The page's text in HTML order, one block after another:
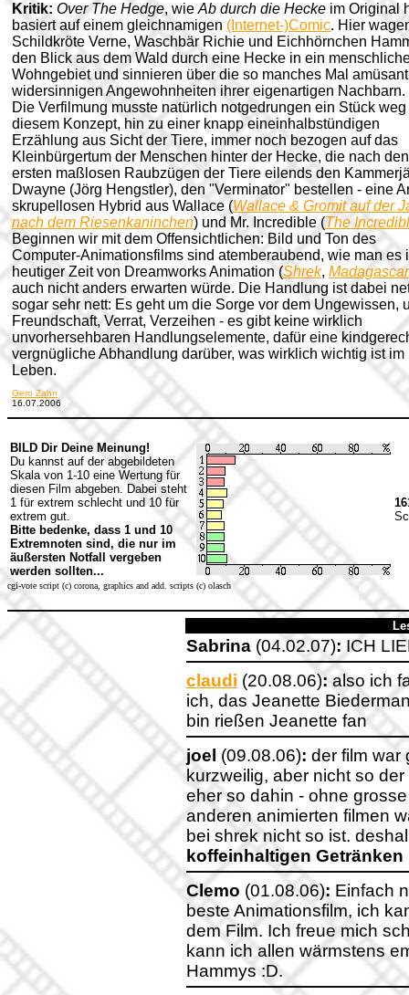
Kritik: Over The Hedge, wie Ab durch die Hecke im Original
basiert auf einem gleichnamigen (Internet-)Comic. Hier
Schildkröte Verne, Waschbär Richie und Eichhörnchen
den Blick aus dem Wald durch eine Hecke in ein
Wohngebiet und sinnieren über die so manches Mal
widersinnigen Angewohnheiten ihrer eigenartigen Nachbarn.
Die Verfilmung musste natürlich notgedrungen ein Stück
diesem Konzept, hin zu einer knapp eineinhalbstündigen
Erzählung aus Sicht der Tiere, immer noch bezogen auf das
Kleinbürgertum der Menschen hinter der Hecke, die nach den
ersten maßlosen Raubzügen der Tiere eilends den
Dwayne (Jörg Hengstler), den "Verminator" bestellen - eine
skrupellosen Hybrid aus Wallace (Wallace & Gromit auf der
nach dem Riesenkaninchen) und Mr. Incredible (The
Beginnen wir mit dem Offensichtlichen: Bild und Ton des
Computer-Animationsfilms sind atemberaubend, wie man es
heutiger Zeit von Dreamworks Animation (Shrek, Madagascar
auch nicht anders erwarten würde. Die Handlung ist dabei
sogar sehr nett: Es geht um die Sorge vor dem Ungewissen,
Freundschaft, Verrat, Verzeihen - es gibt keine wirklich
unvorhersehbaren Handlungselemente, dafür eine
vergnügliche Abhandlung darüber, was wirklich wichtig ist im
Leben.
Gero Zahn
16.07.2006
BILD Dir Deine Meinung!
Du kannst auf der abgebildeten
Skala von 1-10 eine Wertung für
diesen Film abgeben. Dabei steht
1 für extrem schlecht und 10 für
extrem gut.
Bitte bedenke, dass 1 und 10
Extremnoten sind, die nur im
äußersten Notfall vergeben
werden sollten...
cgi-vote script (c) corona, graphics and add. scripts (c) olasch
Sabrina (04.02.07): ICH
claudi (20.08.06): also ich
ich, das Jeanette
bin rießen Jeanette fan
joel (09.08.06): der film war
kurzweilig, aber nicht so
eher so dahin - ohne
anderen animierten filmen
bei shrek nicht so ist.
koffeinhaltigen Getränken
Clemo (01.08.06): Einfach
beste Animationsfilm, ich
dem Film. Ich freue mich
kann ich allen wärmstens
Hammys :D.